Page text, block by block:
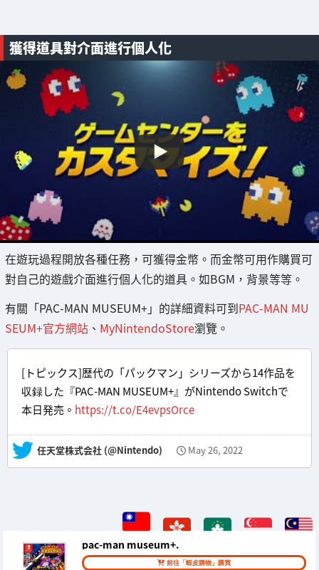
獲得道具對介面進行個人化
在遊玩過程開放各種任務，可獲得金幣。而金幣可用作購買可
對自己的遊戲介面進行個人化的道具。如BGM，背景等等。
有關「PAC-MAN MUSEUM+」的詳細資料可到PAC-MAN MU
SEUM+官方網站 、 MyNintendoStore瀏覽。
[トピックス]歴代の「パックマン」シリーズから14作品を
収録した『PAC-MAN MUSEUM+』がNintendo Switchで
本日発売。 https://t.co/E4evpsOrce
— 任天堂株式会社 (@Nintendo) May 26, 2022
pac-man museum+.
前往「蝦皮購物」購買